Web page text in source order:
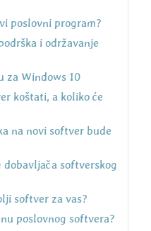
poslovni program?
i održavanje
za Windows 10
koštati, a koliko će
na novi softver bude
softverskog
softver za vas?
poslovnog softvera?